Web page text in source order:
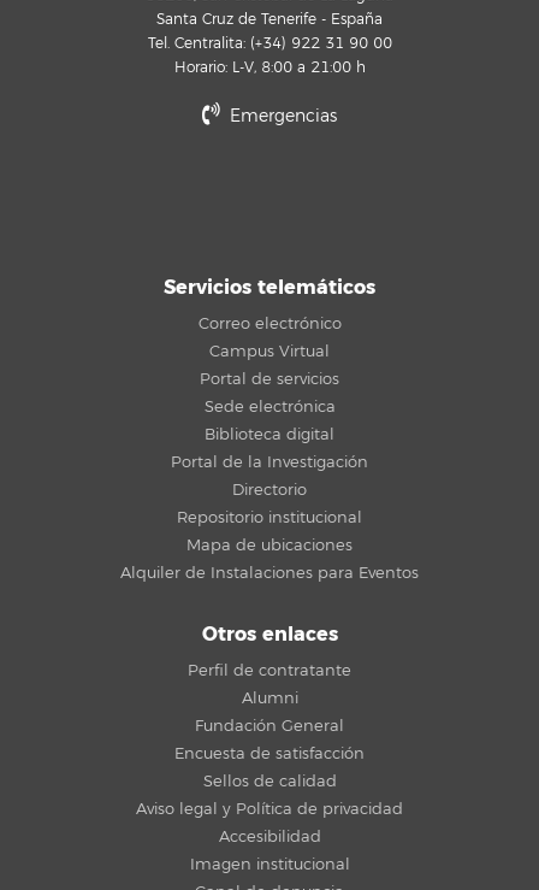
Santa Cruz de Tenerife - España
Tel. Centralita: (+34) 922 31 90 00
Horario: L-V, 8:00 a 21:00 h
Emergencias
Servicios telemáticos
Correo electrónico
Campus Virtual
Portal de servicios
Sede electrónica
Biblioteca digital
Portal de la Investigación
Directorio
Repositorio institucional
Mapa de ubicaciones
Alquiler de Instalaciones para Eventos
Otros enlaces
Perfil de contratante
Alumni
Fundación General
Encuesta de satisfacción
Sellos de calidad
Aviso legal y Política de privacidad
Accesibilidad
Imagen institucional